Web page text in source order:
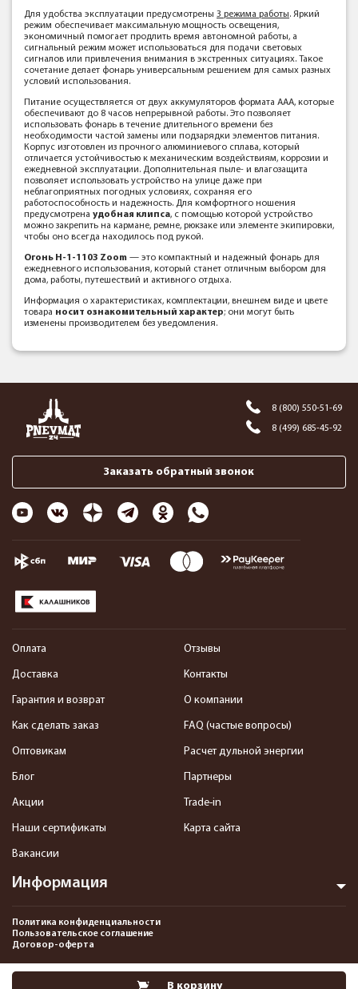
В корзину
Для удобства эксплуатации предусмотрены 3 режима работы. Яркий
режим обеспечивает максимальную мощность освещения,
экономичный помогает продлить время автономной работы, а
сигнальный режим может использоваться для подачи световых
сигналов или привлечения внимания в экстренных ситуациях. Такое
сочетание делает фонарь универсальным решением для самых разных
условий использования.
Питание осуществляется от двух аккумуляторов формата AAA, которые
обеспечивают до 8 часов непрерывной работы. Это позволяет
использовать фонарь в течение длительного времени без
необходимости частой замены или подзарядки элементов питания.
Корпус изготовлен из прочного алюминиевого сплава, который
отличается устойчивостью к механическим воздействиям, коррозии и
ежедневной эксплуатации. Дополнительная пыле- и влагозащита
позволяет использовать устройство на улице даже при
неблагоприятных погодных условиях, сохраняя его
работоспособность и надежность. Для комфортного ношения
предусмотрена удобная клипса, с помощью которой устройство
можно закрепить на кармане, ремне, рюкзаке или элементе экипировки,
чтобы оно всегда находилось под рукой.
Огонь Н-1-1103 Zoom — это компактный и надежный фонарь для
ежедневного использования, который станет отличным выбором для
дома, работы, путешествий и активного отдыха.
Информация о характеристиках, комплектации, внешнем виде и цвете
товара носит ознакомительный характер; они могут быть
изменены производителем без уведомления.
8 (800) 550-51-69
8 (499) 685-45-92
Заказать обратный звонок
Информация
Оплата
Доставка
Гарантия и возврат
Как сделать заказ
Оптовикам
Блог
Акции
Наши сертификаты
Вакансии
Отзывы
Контакты
О компании
FAQ (частые вопросы)
Расчет дульной энергии
Партнеры
Trade-in
Карта сайта
Политика конфиденциальности
Пользовательское соглашение
Договор-оферта
2013-2026 Интернет-магазин пневматики, страйкбола и снаряжения–